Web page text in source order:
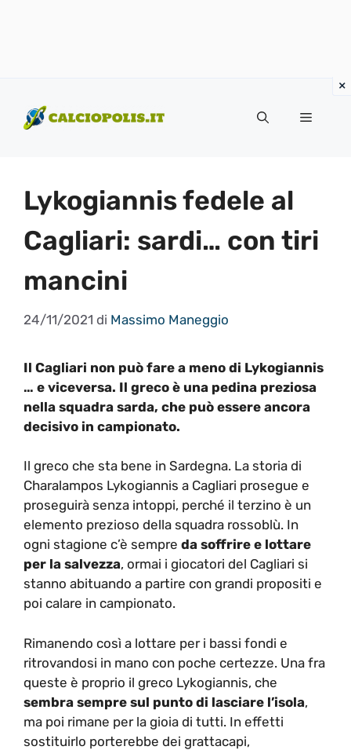
contenuto
Menu
Lykogiannis fedele al
Cagliari: sardi… con tiri
mancini
24/11/2021 di Massimo Maneggio
Il Cagliari non può fare a meno di Lykogiannis
… e viceversa. Il greco è una pedina preziosa
nella squadra sarda, che può essere ancora
decisivo in campionato.
Il greco che sta bene in Sardegna. La storia di
Charalampos Lykogiannis a Cagliari prosegue e
proseguirà senza intoppi, perché il terzino è un
elemento prezioso della squadra rossoblù. In
ogni stagione c’è sempre da soffrire e lottare
per la salvezza, ormai i giocatori del Cagliari si
stanno abituando a partire con grandi propositi e
poi calare in campionato.
Rimanendo così a lottare per i bassi fondi e
ritrovandosi in mano con poche certezze. Una fra
queste è proprio il greco Lykogiannis, che
sembra sempre sul punto di lasciare l’isola,
ma poi rimane per la gioia di tutti. In effetti
sostituirlo porterebbe dei grattacapi,